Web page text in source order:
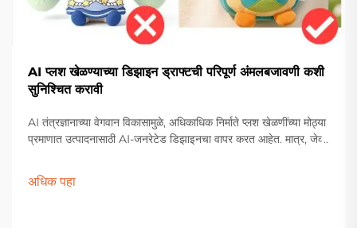
AI प्लश खेळण्याच्या डिझाइन ड्राफ्टची परिपूर्ण अंमलबजावणी कशी
सुनिश्चित करावी
AI तंत्रज्ञानाच्या वेगवान विकासामुळे, अधिकाधिक निर्माते प्लश खेळणींच्या मोठ्या
प्रमाणात उत्पादनासाठी AI-जनरेटेड डिझाइनचा वापर करत आहेत. मात्र, जेव्हा
प्रतिमेशी अक्षरशः फरक असतो...
अधिक पहा